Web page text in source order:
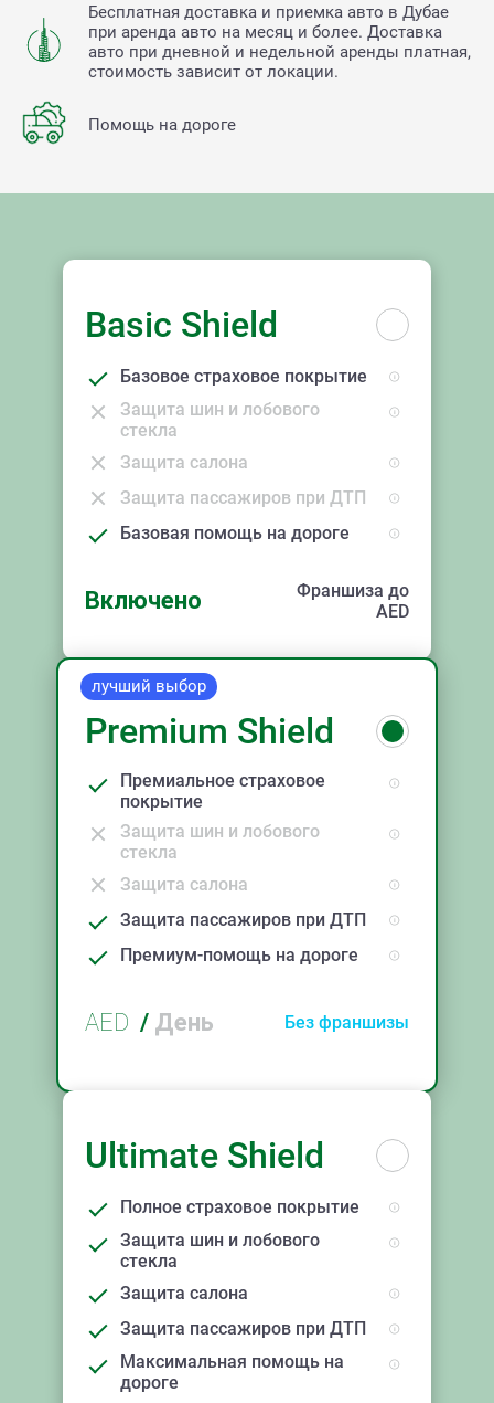
Бесплатная доставка и приемка авто в Дубае
при аренда авто на месяц и более. Доставка
авто при дневной и недельной аренды платная,
стоимость зависит от локации.
Помощь на дороге
Basic Shield
Базовое страховое покрытие
Защита шин и лобового
стекла
Защита салона
Защита пассажиров при ДТП
Базовая помощь на дороге
Включено
Франшиза до
AED
лучший выбор
Premium Shield
Премиальное страховое
покрытие
Защита шин и лобового
стекла
Защита салона
Защита пассажиров при ДТП
Премиум-помощь на дороге
AED / День Без франшизы
Ultimate Shield
Полное страховое покрытие
Защита шин и лобового
стекла
Защита салона
Защита пассажиров при ДТП
Максимальная помощь на
дороге